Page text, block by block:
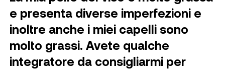
e presenta diverse imperfezioni e
inoltre anche i miei capelli sono
molto grassi. Avete qualche
integratore da consigliarmi per